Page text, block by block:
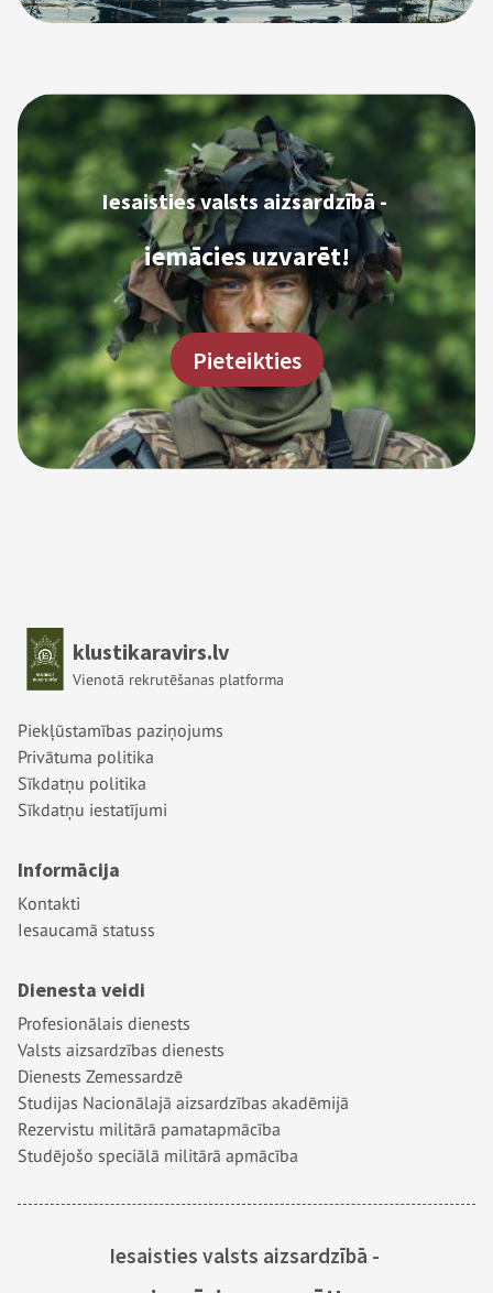
Iesaisties valsts aizsardzībā -
iemācies uzvarēt!
Pieteikties
Sākumsklustikaravirs.lv
Vienotā rekrutēšanas platforma
Kājene 1 izvēlne
Piekļūstamības paziņojums
Privātuma politika
Sīkdatņu politika
Sīkdatņu iestatījumi
Informācija
Kontakti
Iesaucamā statuss
Dienesta veidi
Profesionālais dienests
Valsts aizsardzības dienests
Dienests Zemessardzē
Studijas Nacionālajā aizsardzības akadēmijā
Rezervistu militārā pamatapmācība
Studējošo speciālā militārā apmācība
Iesaisties valsts aizsardzībā -